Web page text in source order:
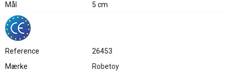
Mål
5 cm
Reference
26453
Mærke
Robetoy